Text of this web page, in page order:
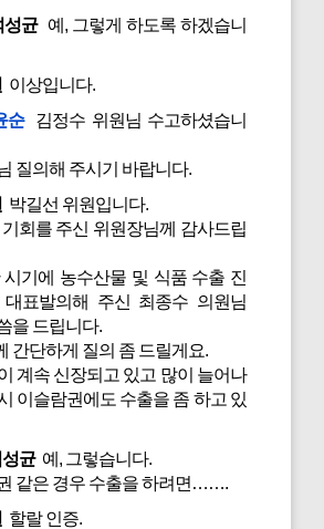
성균예, 그렇게 하도록 하겠습니
이상입니다.
순김정수 위원님 수고하셨습니
질의해 주시기 바랍니다.
박길선 위원입니다.
회를 주신 위원장님께 감사드립
시기에 농수산물 및 식품 수출 진
표발의해 주신 최종수 의원님
을 드립니다.
간단하게 질의 좀 드릴게요.
계속 신장되고 있고 많이 늘어나
이슬람권에도 수출을 좀 하고 있
균예, 그렇습니다.
같은 경우 수출을 하려면…….
할랄 인증.